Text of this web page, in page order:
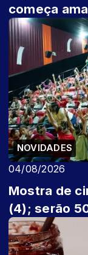
começa
NOVIDADES
04/08/2026
Mostra de
(4); serão